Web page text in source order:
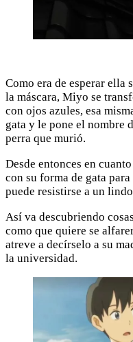
Como era de esperar ella
la máscara, Miyo se
con ojos azules, esa
gata y le pone el nombre
perra que murió.
Desde entonces en
con su forma de gata
puede resistirse a un
Así va descubriendo
como que quiere se
atreve a decírselo a su
la universidad.